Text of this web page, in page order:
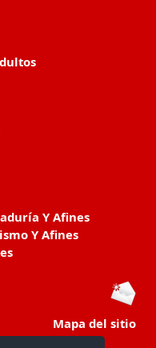
Y Afines
Y Afines
Mapa del sitio